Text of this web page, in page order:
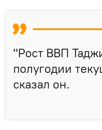
"Рост ВВП
полугодии
сказал он.